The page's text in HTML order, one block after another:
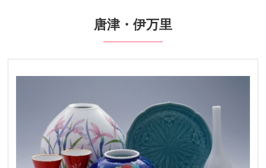
唐津・伊万里